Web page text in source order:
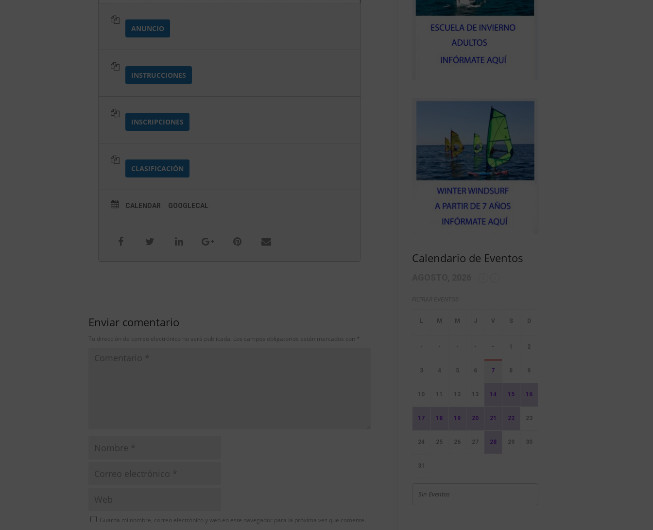
ANUNCIO
INSTRUCCIONES
INSCRIPCIONES
CLASIFICACIÓN
CALENDAR GOOGLECAL
Enviar comentario
Tu dirección de correo electrónico no será publicada. Los campos obligatorios están marcados con *
Guarda mi nombre, correo electrónico y web en este navegador para la próxima vez que comente.
Calendario de Eventos
- - - - - 1 2
3 4 5 6 7 8 9
10 11 12 13 14 15 16
17 18 19 20 21 22 23
24 25 26 27 28 29 30
31
Sin Eventos